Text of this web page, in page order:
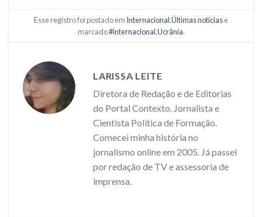
Esse registro foi postado em Internacional,Últimas notíciase
marcado#internacional,Ucrânia.
LARISSA LEITE
Diretora de Redação e de Editorias
do Portal Contexto. Jornalista e
Cientista Política de Formação.
Comecei minha história no
jornalismo online em 2005. Já passei
por redação de TV e assessoria de
imprensa.